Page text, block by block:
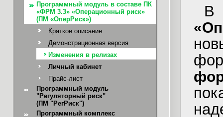
Программный модуль в составе ПК
«ФРМ 3.3» «Операционный риск»
(ПМ «ОперРиск»)
Краткое описание
Демонстрационная версия
Изменения в релизах
Личный кабинет
Прайс-лист
Программный модуль
"Регуляторный риск"
(ПМ "РегРиск")
Программный комплекс